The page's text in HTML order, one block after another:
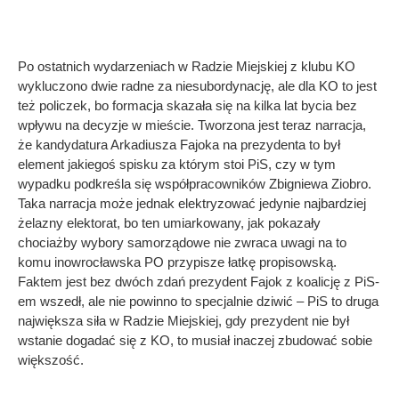
Po ostatnich wydarzeniach w Radzie Miejskiej z klubu KO
wykluczono dwie radne za niesubordynację, ale dla KO to jest
też policzek, bo formacja skazała się na kilka lat bycia bez
wpływu na decyzje w mieście. Tworzona jest teraz narracja,
że kandydatura Arkadiusza Fajoka na prezydenta to był
element jakiegoś spisku za którym stoi PiS, czy w tym
wypadku podkreśla się współpracowników Zbigniewa Ziobro.
Taka narracja może jednak elektryzować jedynie najbardziej
żelazny elektorat, bo ten umiarkowany, jak pokazały
chociażby wybory samorządowe nie zwraca uwagi na to
komu inowrocławska PO przypisze łatkę propisowską.
Faktem jest bez dwóch zdań prezydent Fajok z koalicję z PiS-
em wszedł, ale nie powinno to specjalnie dziwić – PiS to druga
największa siła w Radzie Miejskiej, gdy prezydent nie był
wstanie dogadać się z KO, to musiał inaczej zbudować sobie
większość.